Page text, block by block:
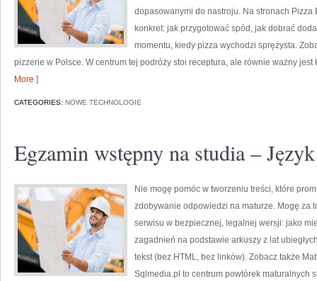
dopasowanymi do nastroju. Na stronach
konkret: jak przygotować spód, jak dobrać
momentu, kiedy pizza wychodzi sprężysta.
pizzerie w Polsce. W centrum tej podróży stoi receptura, ale równie ważny
More ]
CATEGORIES: NOWE TECHNOLOGIE
Egzamin wstępny na studia –
Nie mogę pomóc w tworzeniu treści, które
zdobywanie odpowiedzi na maturze. Mogę za
serwisu w bezpiecznej, legalnej wersji: jako
zagadnień na podstawie arkuszy z lat
tekst (bez HTML, bez linków). Zobacz także
Sqlmedia.pl to centrum powtórek maturalnych